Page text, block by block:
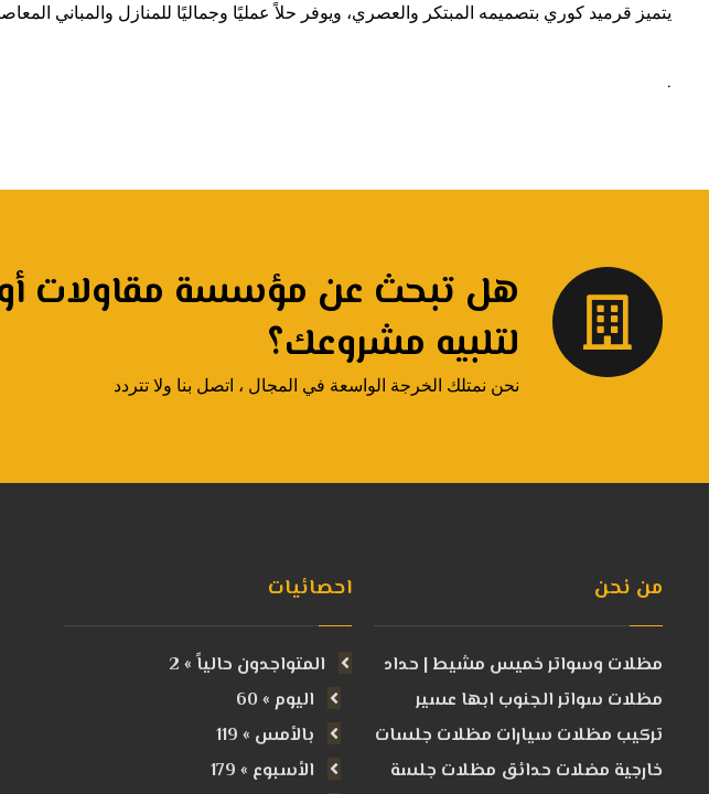
يتميز قرميد كوري بتصميمه المبتكر والعصري، ويوفر حلاً عمليًا وجماليًا للمنازل والمباني
.
هل تبحث عن مؤسسة مقاولات
لتلبيه مشروعك؟
نحن نمتلك الخرجة الواسعة في المجال ، اتصل بنا ولا تتردد
من نحن
مظلات وسواتر خميس مشيط | حداد
مظلات سواتر الجنوب ابها عسير
تركيب مظلات سيارات مظلات جلسات
خارجية مضلات حدائق مظلات جلسة
احصائيات
المتواجدون حالياً » 2
اليوم » 60
بالأمس » 119
الأسبوع » 179